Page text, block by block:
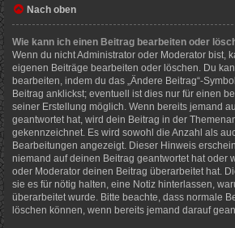
Nach oben
Wie kann ich einen Beitrag bearbeiten oder
Wenn du nicht Administrator oder Moderator bist,
eigenen Beiträge bearbeiten oder löschen. Du
bearbeiten, indem du das „Ändere Beitrag“-
Beitrag anklickst; eventuell ist dies nur für einen
seiner Erstellung möglich. Wenn bereits jemand
geantwortet hat, wird dein Beitrag in der
gekennzeichnet. Es wird sowohl die Anzahl als
Bearbeitungen angezeigt. Dieser Hinweis
niemand auf deinen Beitrag geantwortet hat oder
oder Moderator deinen Beitrag überarbeitet hat.
sie es für nötig halten, eine Notiz hinterlassen,
überarbeitet wurde. Bitte beachte, dass normale
löschen können, wenn bereits jemand darauf